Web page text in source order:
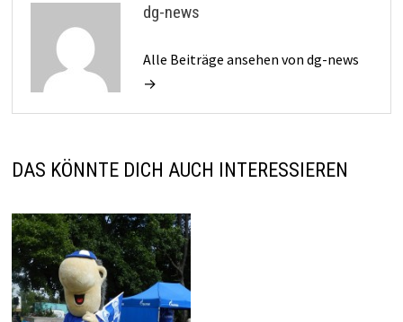
dg-news
Alle Beiträge ansehen von dg-news
→
DAS KÖNNTE DICH AUCH INTERESSIEREN